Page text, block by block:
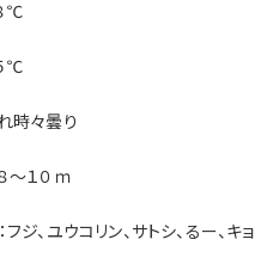
℃
℃
時々曇り
～１０ｍ
フジ、ユウコリン、サトシ、るー、